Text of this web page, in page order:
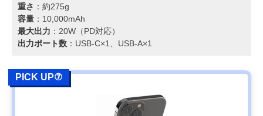
重さ ：約275g
容量 ：10,000mAh
最大出力 ：20W（PD対応）
出力ポート数 ：USB-C×1、USB-A×1
PICK UP⑦